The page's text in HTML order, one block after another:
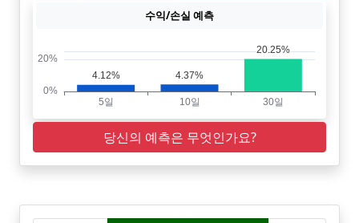
수익/손실 예측
당신의 예측은 무엇인가요?